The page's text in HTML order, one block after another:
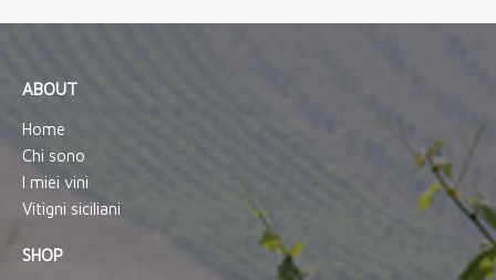
ABOUT
Home
Chi sono
I miei vini
Vitigni siciliani
SHOP